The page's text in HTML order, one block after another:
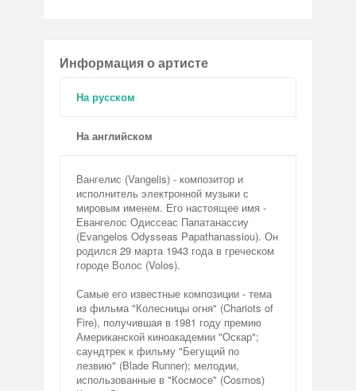
Информация о артисте
На русском
На английском
Вангелис (Vangelis) - композитор и
исполнитель электронной музыки с
мировым именем. Его настоящее имя -
Евангелос Одиссеас Папатанассиу
(Evangelos Odysseas Papathanassiou). Он
родился 29 марта 1943 года в греческом
городе Волос (Volos).
Самые его известные композиции - тема
из фильма "Колесницы огня" (Chariots of
Fire), получившая в 1981 году премию
Американской киноакадемии "Оскар";
саундтрек к фильму "Бегущий по
лезвию" (Blade Runner); мелодии,
использованные в "Космосе" (Cosmos)